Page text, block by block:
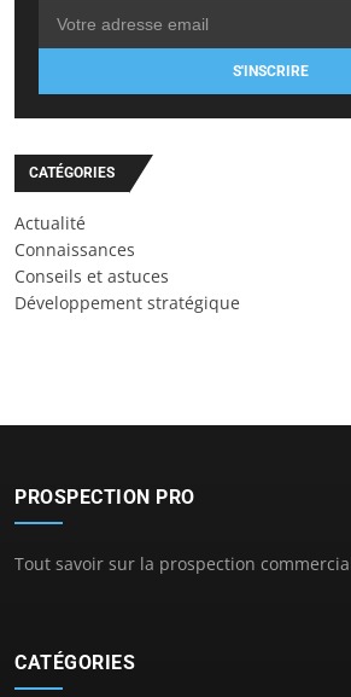
S'INSCRIRE
CATÉGORIES
Actualité
Connaissances
Conseils et astuces
Développement stratégique
PROSPECTION PRO
Tout savoir sur la prospection
CATÉGORIES